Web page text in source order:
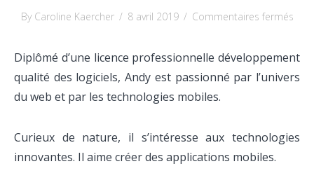
By Caroline Kaercher / 8 avril 2019 / Commentaires ferméssur
Diplômé d’une licence professionnelle développement
qualité des logiciels, Andy est passionné par l’univers
du web et par les technologies mobiles.
Curieux de nature, il s’intéresse aux technologies
innovantes. Il aime créer des applications mobiles.